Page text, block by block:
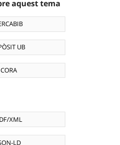
aquest tema
UB
CORA
XML
LD